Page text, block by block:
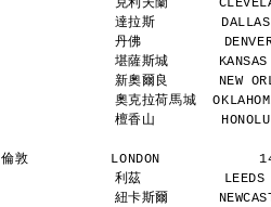
克利夫蘭
達拉斯
丹佛
堪薩斯城
新奧爾良      NEW
奧克拉荷馬城
檀香山
倫敦          LONDON
利茲
紐卡斯爾